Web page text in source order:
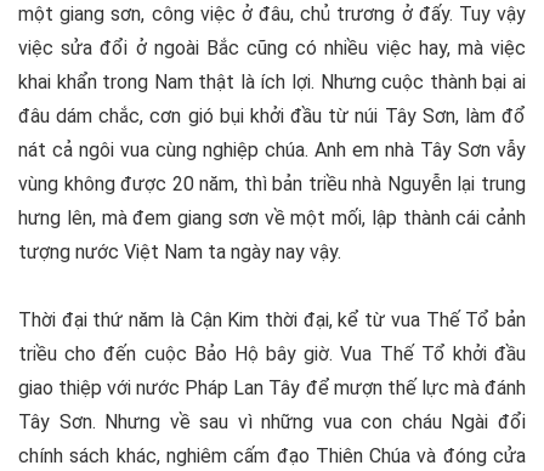
một giang sơn, công việc ở đâu, chủ trương ở đấy. Tuy vậy
việc sửa đổi ở ngoài Bắc cũng có nhiều việc hay, mà việc
khai khẩn trong Nam thật là ích lợi. Nhưng cuộc thành bại ai
đâu dám chắc, cơn gió bụi khởi đầu từ núi Tây Sơn, làm đổ
nát cả ngôi vua cùng nghiệp chúa. Anh em nhà Tây Sơn vẫy
vùng không được 20 năm, thì bản triều nhà Nguyễn lại trung
hưng lên, mà đem giang sơn về một mối, lập thành cái cảnh
tượng nước Việt Nam ta ngày nay vậy.
Thời đại thứ năm là Cận Kim thời đại, kể từ vua Thế Tổ bản
triều cho đến cuộc Bảo Hộ bây giờ. Vua Thế Tổ khởi đầu
giao thiệp với nước Pháp Lan Tây để mượn thế lực mà đánh
Tây Sơn. Nhưng về sau vì những vua con cháu Ngài đổi
chính sách khác, nghiêm cấm đạo Thiên Chúa và đóng cửa